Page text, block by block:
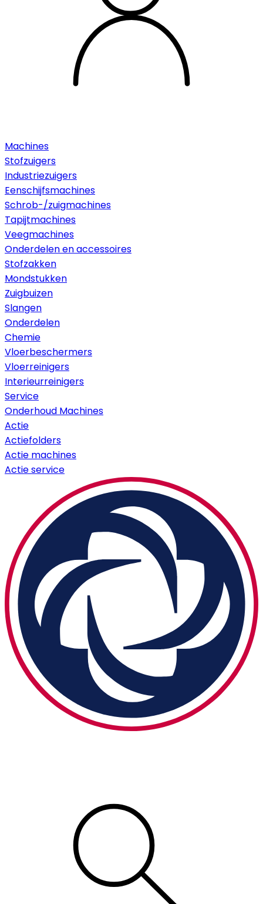
Machines
Stofzuigers
Industriezuigers
Eenschijfsmachines
Schrob-/zuigmachines
Tapijtmachines
Veegmachines
Onderdelen en accessoires
Stofzakken
Mondstukken
Zuigbuizen
Slangen
Onderdelen
Chemie
Vloerbeschermers
Vloerreinigers
Interieurreinigers
Service
Onderhoud Machines
Actie
Actiefolders
Actie machines
Actie service